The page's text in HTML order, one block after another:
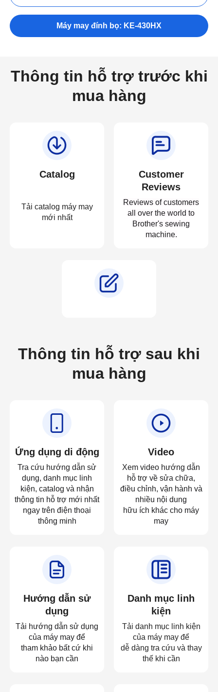
Máy may đính bọ: KE-430HX
Thông tin hỗ trợ trước khi
mua hàng
Catalog
Tải catalog máy may
mới nhất
Customer
Reviews
Reviews of customers
all over the world to
Brother's sewing
machine.
Thông tin hỗ trợ sau khi
mua hàng
Ứng dụng di động
Tra cứu hướng dẫn sử
dụng, danh mục linh
kiện, catalog và nhận
thông tin hỗ trợ mới nhất
ngay trên điện thoại
thông minh
Video
Xem video hướng dẫn
hỗ trợ về sửa chữa,
điều chỉnh, vận hành và
nhiều nội dung
hữu ích khác cho máy
may
Hướng dẫn sử
dụng
Tải hướng dẫn sử dụng
của máy may để
tham khảo bất cứ khi
nào bạn cần
Danh mục linh
kiện
Tải danh mục linh kiện
của máy may để
dễ dàng tra cứu và thay
thế khi cần